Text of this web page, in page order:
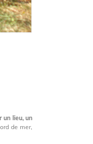
un lieu, un
de mer,